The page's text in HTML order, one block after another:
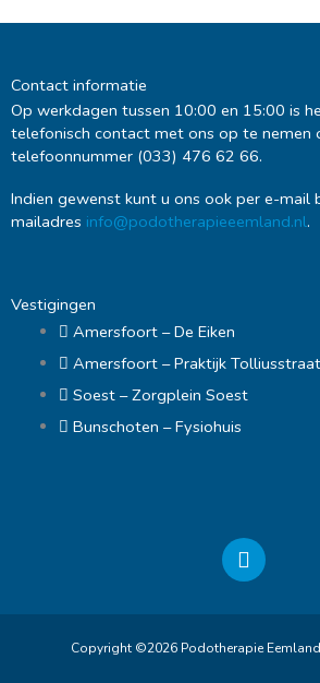
Contact informatie
Op werkdagen tussen 10:00 en 15:00 is
telefonisch contact met ons op te nemen
telefoonnummer (033) 476 62 66.
Indien gewenst kunt u ons ook per e-mail
mailadres info@podotherapieeemland.nl.
Vestigingen
Amersfoort – De Eiken
Amersfoort – Praktijk Tolliusstraat
Soest – Zorgplein Soest
Bunschoten – Fysiohuis
F
a
b
Copyright ©2026 Podotherapie